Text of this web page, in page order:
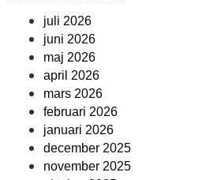
juli 2026
juni 2026
maj 2026
april 2026
mars 2026
februari 2026
januari 2026
december 2025
november 2025